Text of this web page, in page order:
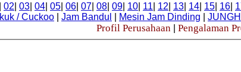
02 03 04 05 06 07 08 09 10 11 12 13 14 15 16
/ Cuckoo Jam Bandul Mesin Jam Dinding
Profil Perusahaan Pengalaman